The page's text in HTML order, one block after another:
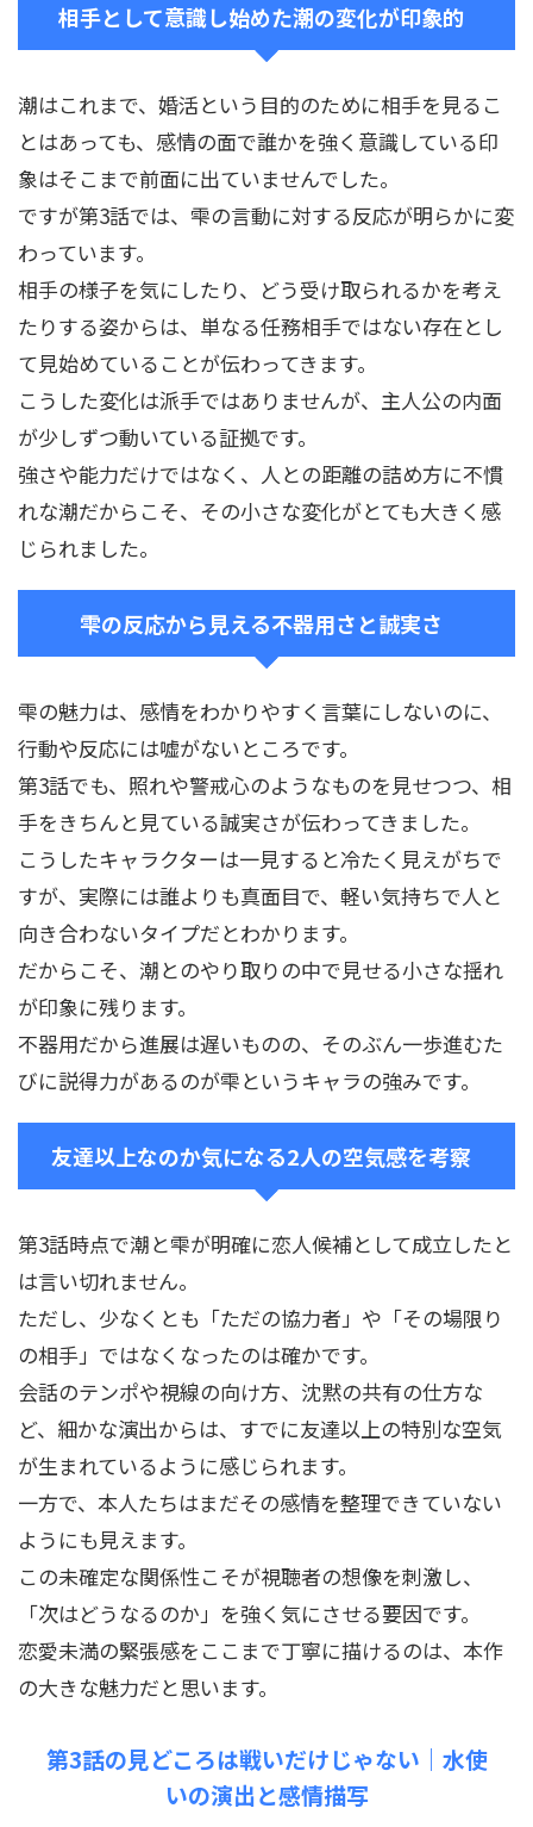
相手として意識し始めた潮の変化が印象的
潮はこれまで、婚活という目的のために相手を見るこ
とはあっても、感情の面で誰かを強く意識している印
象はそこまで前面に出ていませんでした。
ですが第3話では、雫の言動に対する反応が明らかに変
わっています。
相手の様子を気にしたり、どう受け取られるかを考え
たりする姿からは、単なる任務相手ではない存在とし
て見始めていることが伝わってきます。
こうした変化は派手ではありませんが、主人公の内面
が少しずつ動いている証拠です。
強さや能力だけではなく、人との距離の詰め方に不慣
れな潮だからこそ、その小さな変化がとても大きく感
じられました。
雫の反応から見える不器用さと誠実さ
雫の魅力は、感情をわかりやすく言葉にしないのに、
行動や反応には嘘がないところです。
第3話でも、照れや警戒心のようなものを見せつつ、相
手をきちんと見ている誠実さが伝わってきました。
こうしたキャラクターは一見すると冷たく見えがちで
すが、実際には誰よりも真面目で、軽い気持ちで人と
向き合わないタイプだとわかります。
だからこそ、潮とのやり取りの中で見せる小さな揺れ
が印象に残ります。
不器用だから進展は遅いものの、そのぶん一歩進むた
びに説得力があるのが雫というキャラの強みです。
友達以上なのか気になる2人の空気感を考察
第3話時点で潮と雫が明確に恋人候補として成立したと
は言い切れません。
ただし、少なくとも「ただの協力者」や「その場限り
の相手」ではなくなったのは確かです。
会話のテンポや視線の向け方、沈黙の共有の仕方な
ど、細かな演出からは、すでに友達以上の特別な空気
が生まれているように感じられます。
一方で、本人たちはまだその感情を整理できていない
ようにも見えます。
この未確定な関係性こそが視聴者の想像を刺激し、
「次はどうなるのか」を強く気にさせる要因です。
恋愛未満の緊張感をここまで丁寧に描けるのは、本作
の大きな魅力だと思います。
第3話の見どころは戦いだけじゃない｜水使
いの演出と感情描写